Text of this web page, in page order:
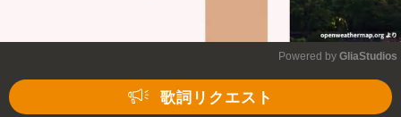
Powered by GliaStudios
歌詞リクエスト